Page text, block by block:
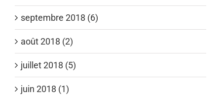
septembre 2018 (6)
août 2018 (2)
juillet 2018 (5)
juin 2018 (1)